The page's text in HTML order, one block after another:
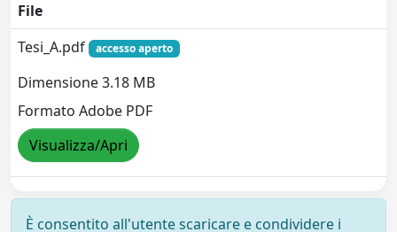
File
Tesi_A.pdf
accesso aperto
Dimensione 3.18 MB
Formato Adobe PDF
Visualizza/Apri
È consentito all'utente scaricare e condividere i